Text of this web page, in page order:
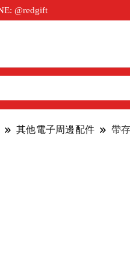
@redgift
其他電子周邊配件 帶